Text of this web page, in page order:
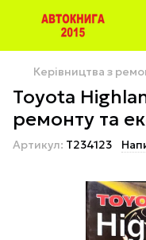
Керівництва з
Toyota
ремонту та
Артикул: T234123